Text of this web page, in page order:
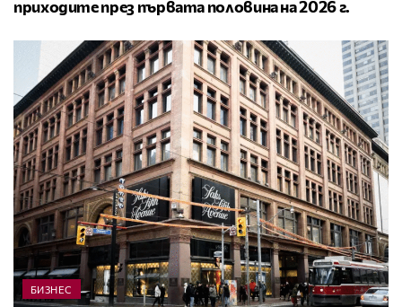
приходите през първата половина на 2026 г.
БИЗНЕС